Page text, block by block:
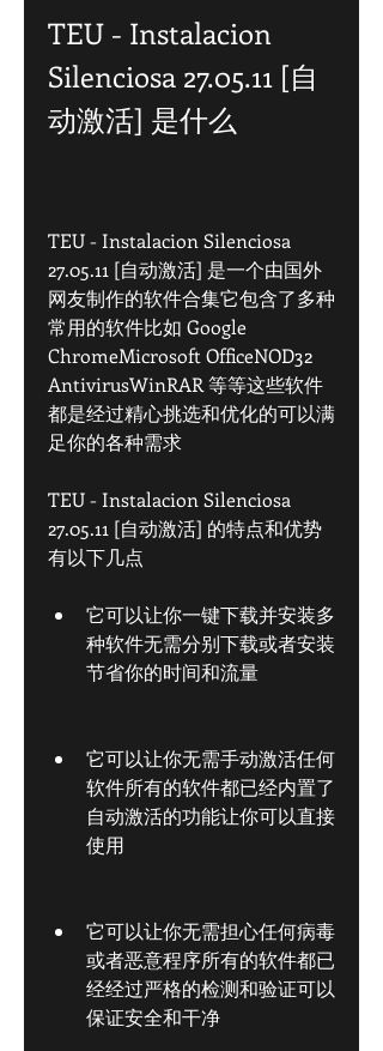
TEU - Instalacion
Silenciosa 27.05.11 [自
动激活] 是什么
TEU - Instalacion Silenciosa
27.05.11 [自动激活] 是一个由国外
网友制作的软件合集它包含了多种
常用的软件比如 Google
ChromeMicrosoft OfficeNOD32
AntivirusWinRAR 等等这些软件
都是经过精心挑选和优化的可以满
足你的各种需求
TEU - Instalacion Silenciosa
27.05.11 [自动激活] 的特点和优势
有以下几点
它可以让你一键下载并安装多
种软件无需分别下载或者安装
节省你的时间和流量
它可以让你无需手动激活任何
软件所有的软件都已经内置了
自动激活的功能让你可以直接
使用
它可以让你无需担心任何病毒
或者恶意程序所有的软件都已
经经过严格的检测和验证可以
保证安全和干净